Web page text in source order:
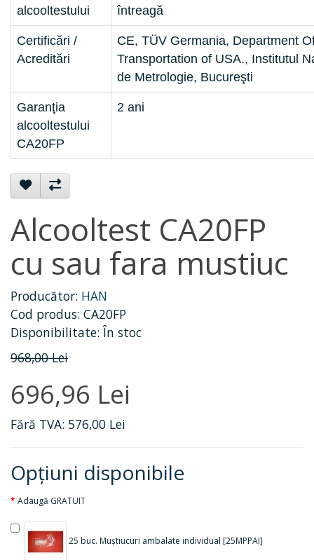
alcooltestului
întreagă
Certificări /
Acreditări
CE, TÜV Germania, Department
Transportation of USA., Institutul
de Metrologie, Bucureşti
Garanţia
alcooltestului
CA20FP
2 ani
Alcooltest CA20FP
cu sau fara mustiuc
Producător: HAN
Cod produs: CA20FP
Disponibilitate: În stoc
968,00 Lei
696,96 Lei
Fără TVA: 576,00 Lei
Opţiuni disponibile
Adaugă GRATUIT
25 buc. Muștiucuri ambalate individual [25MPPAI]